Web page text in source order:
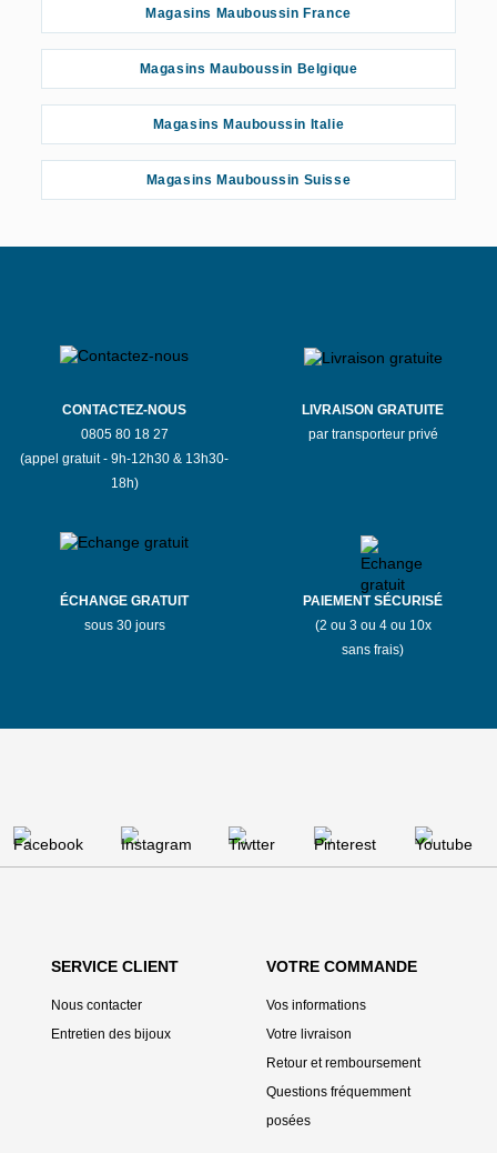
Magasins Mauboussin France
Magasins Mauboussin Belgique
Magasins Mauboussin Italie
Magasins Mauboussin Suisse
CONTACTEZ-NOUS
0805 80 18 27
(appel gratuit - 9h-12h30 & 13h30-
18h)
LIVRAISON GRATUITE
par transporteur privé
ÉCHANGE GRATUIT
sous 30 jours
PAIEMENT SÉCURISÉ
(2 ou 3 ou 4 ou 10x
sans frais)
SERVICE CLIENT
Nous contacter
Entretien des bijoux
VOTRE COMMANDE
Vos informations
Votre livraison
Retour et remboursement
Questions fréquemment
posées